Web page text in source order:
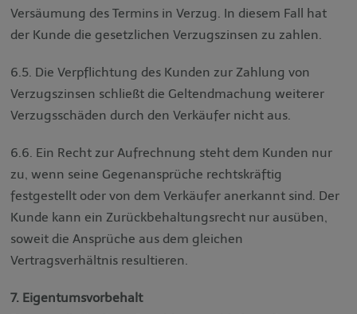
Versäumung des Termins in Verzug. In diesem Fall hat
der Kunde die gesetzlichen Verzugszinsen zu zahlen.
6.5. Die Verpflichtung des Kunden zur Zahlung von
Verzugszinsen schließt die Geltendmachung weiterer
Verzugsschäden durch den Verkäufer nicht aus.
6.6. Ein Recht zur Aufrechnung steht dem Kunden nur
zu, wenn seine Gegenansprüche rechtskräftig
festgestellt oder von dem Verkäufer anerkannt sind. Der
Kunde kann ein Zurückbehaltungsrecht nur ausüben,
soweit die Ansprüche aus dem gleichen
Vertragsverhältnis resultieren.
7. Eigentumsvorbehalt